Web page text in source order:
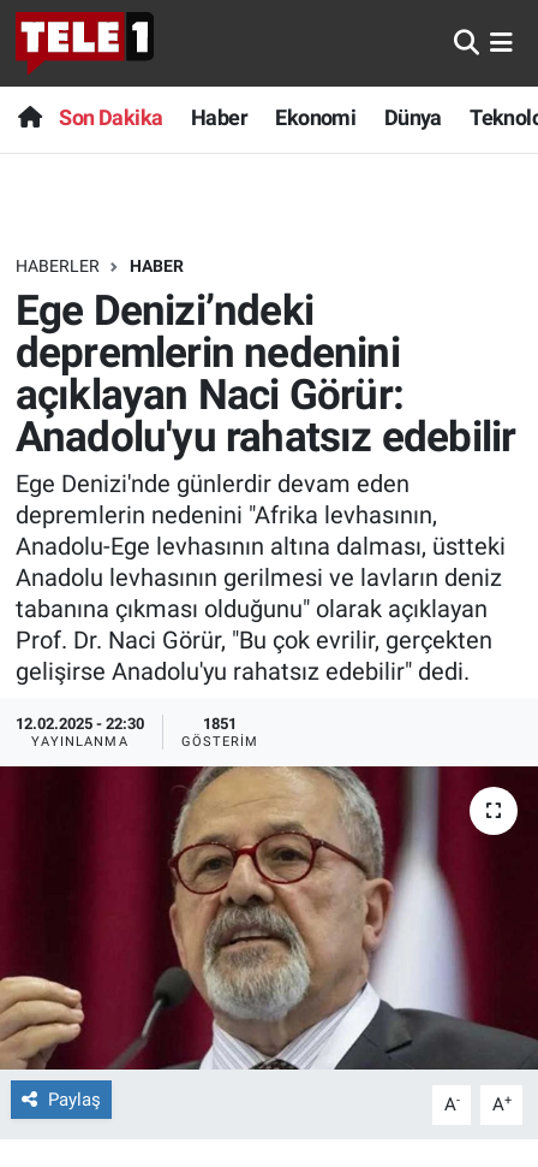
Son Dakika Haber Ekonomi Dünya
HABERLER HABER
Ege Denizi’ndeki
depremlerin nedenini
açıklayan Naci Görür:
Anadolu'yu rahatsız edebilir
Ege Denizi'nde günlerdir devam eden
depremlerin nedenini "Afrika levhasının,
Anadolu-Ege levhasının altına dalması, üstteki
Anadolu levhasının gerilmesi ve lavların deniz
tabanına çıkması olduğunu" olarak açıklayan
Prof. Dr. Naci Görür, "Bu çok evrilir, gerçekten
gelişirse Anadolu'yu rahatsız edebilir" dedi.
12.02.2025 - 22:30
YAYINLANMA
1851
GÖSTERIM
Paylaş A- A+
Anında Manşet
Başka Sohbetler
Bilim turu
Bilim ve Teknoloji Evreni
Doğa Konuşuyor
Dünya
Ege Saati
Ege'den Esintiler
Eğitim
Ekonomi
Gerçeğin İzinde
Gün Başlıyor
Gün Bitiyor
Gün Ortası
Son Dakika
Haber
Dünya
Sağlık
Spor
Yayın Akışı
İletişim
Nöbetçi Eczaneler
Hava Durumu
Trafik Durumu
Süper Lig Puan Durumu ve Fikstür
Tüm Manşetler
Son Dakika Haberleri
Haber Arşivi